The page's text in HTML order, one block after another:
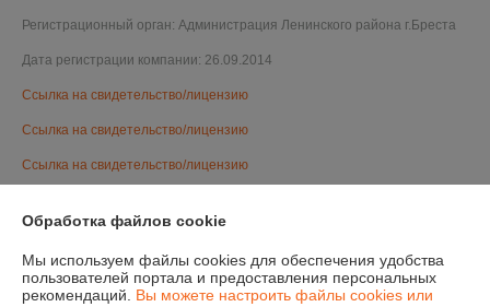
Регистрационный орган: Администрация Ленинского района г.Бреста
Дата регистрации компании: 26.09.2014
Ссылка на свидетельство/лицензию
Ссылка на свидетельство/лицензию
Ссылка на свидетельство/лицензию
Ссылка на свидетельство/лицензию
Обработка файлов cookie
Мы используем файлы cookies для обеспечения удобства
пользователей портала и предоставления персональных
рекомендаций. Вы можете настроить файлы cookies или